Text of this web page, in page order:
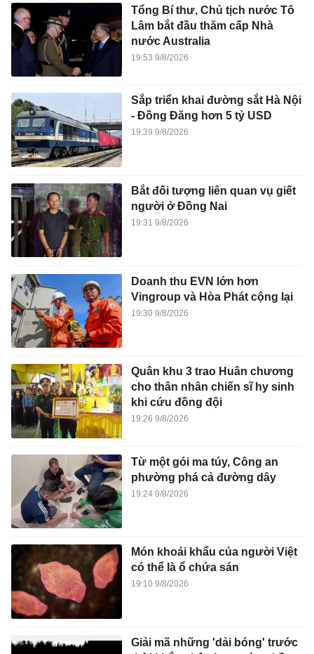
Tổng Bí thư, Chủ tịch nước Tô
Lâm bắt đầu thăm cấp Nhà
nước Australia
19:53 9/8/2026
Sắp triển khai đường sắt Hà Nội
- Đồng Đăng hơn 5 tỷ USD
19:39 9/8/2026
Bắt đối tượng liên quan vụ giết
người ở Đồng Nai
19:31 9/8/2026
Doanh thu EVN lớn hơn
Vingroup và Hòa Phát cộng lại
19:30 9/8/2026
Quân khu 3 trao Huân chương
cho thân nhân chiến sĩ hy sinh
khi cứu đồng đội
19:26 9/8/2026
Từ một gói ma túy, Công an
phường phá cả đường dây
19:24 9/8/2026
Món khoái khẩu của người Việt
có thể là ổ chứa sán
19:10 9/8/2026
Giải mã những 'dải bóng' trước